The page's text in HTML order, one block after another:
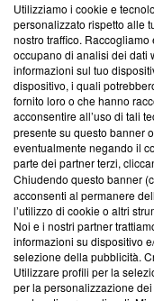
Questa sezione offre
News, sui nostri
creare news di
‘Trust Project - News
ancora membro del
parte; Trust Project
conformità agli
Su di noi
Team editoriale
Corporate
Redazione
Informativa Privacy
Utilizziamo i cookie e
personalizzato rispetto alle
nostro traffico.
occupano di analisi dei dati
informazioni sul tuo
dispositivo, i quali
fornito loro o che hanno
acconsentire all’uso di tali
presente su questo banner
eventualmente negando il
parte dei partner terzi,
Chiudendo questo banner
acconsenti al permanere
l’utilizzo di cookie o altri
Noi e i nostri partner
informazioni su dispositivo
selezione della pubblicità.
Utilizzare profili per la
per la personalizzazione